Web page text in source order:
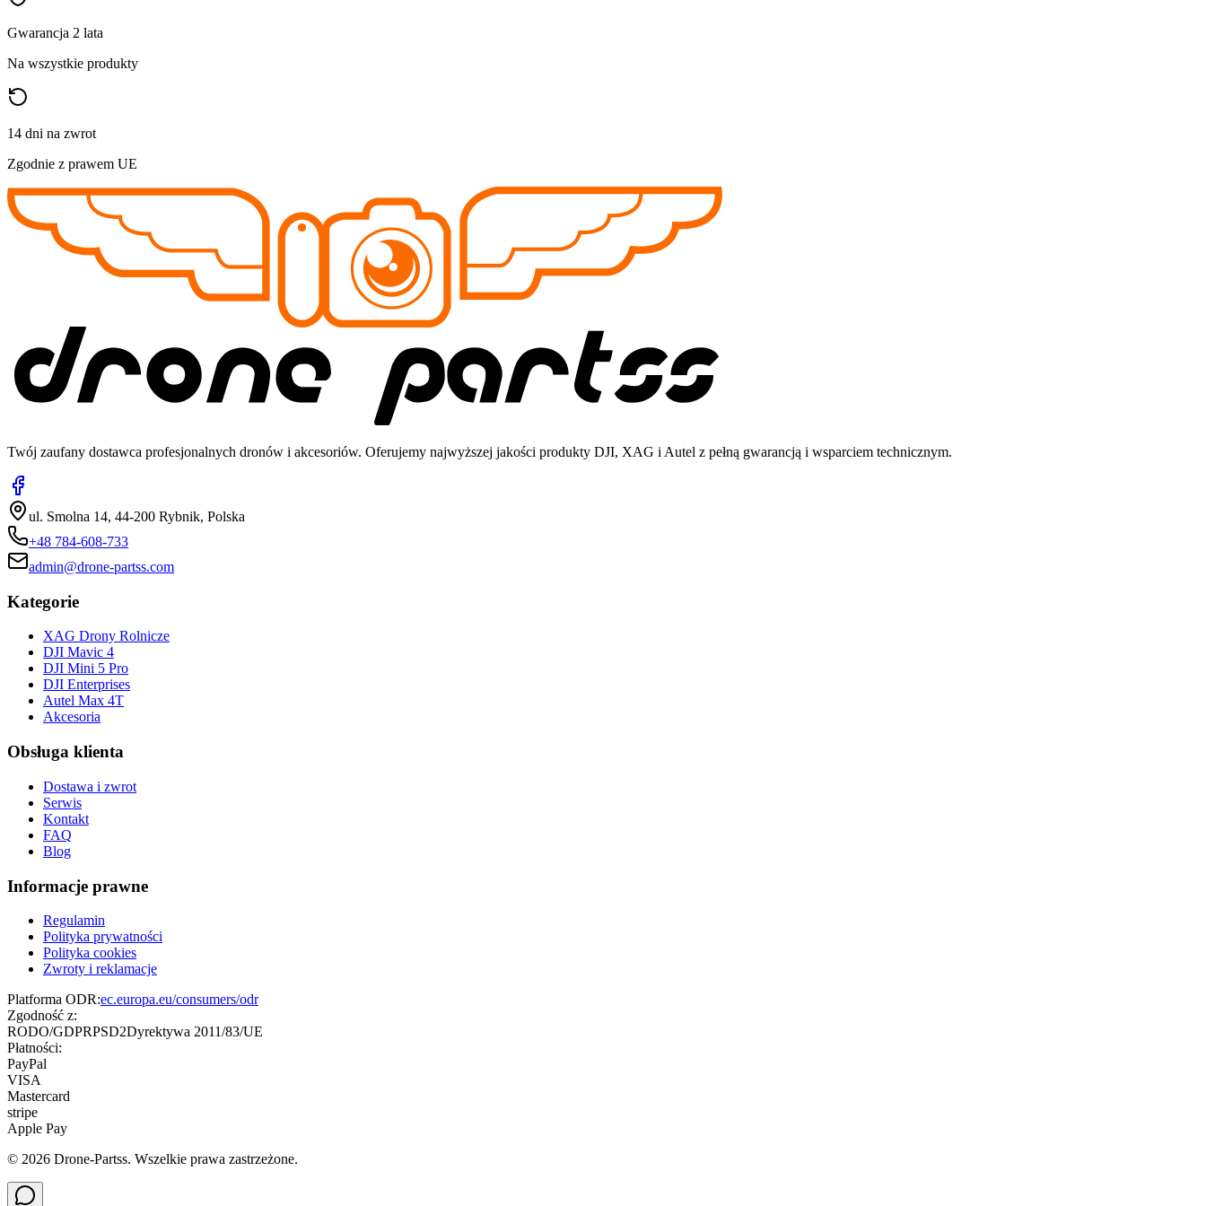
Gwarancja 2 lata
Na wszystkie produkty
14 dni na zwrot
Zgodnie z prawem UE
Twój zaufany dostawca profesjonalnych dronów i akcesoriów. Oferujemy najwyższej jakości produkty DJI, XAG i Autel z pełną gwarancją i wsparciem technicznym.
ul. Smolna 14, 44-200 Rybnik, Polska
+48 784-608-733
admin@drone-partss.com
Kategorie
XAG Drony Rolnicze
DJI Mavic 4
DJI Mini 5 Pro
DJI Enterprises
Autel Max 4T
Akcesoria
Obsługa klienta
Dostawa i zwrot
Serwis
Kontakt
FAQ
Blog
Informacje prawne
Regulamin
Polityka prywatności
Polityka cookies
Zwroty i reklamacje
Platforma ODR:ec.europa.eu/consumers/odr
Zgodność z:
RODO/GDPRPSD2Dyrektywa 2011/83/UE
Płatności:
PayPal
VISA
Mastercard
stripe
Apple Pay
© 2026 Drone-Partss. Wszelkie prawa zastrzeżone.